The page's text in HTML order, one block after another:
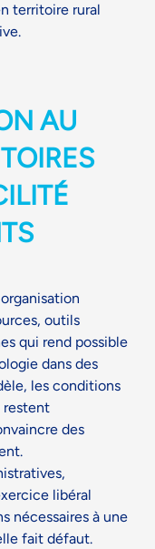
territoire rural
AU
outils
qui rend possible
dans des
les conditions
restent
des
libéral
nécessaires à une
fait défaut.